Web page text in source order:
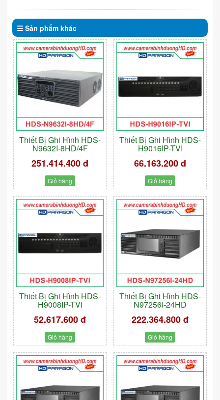
Sản phẩm khác
Thiết Bị Ghi Hình HDS-
N9632I-8HD/4F
251.414.400 đ
Giỏ hàng
Thiết Bị Ghi Hình HDS-
H9016IP-TVI
66.163.200 đ
Giỏ hàng
Thiết Bị Ghi Hình HDS-
H9008IP-TVI
52.617.600 đ
Giỏ hàng
Thiết Bị Ghi Hình HDS-
N97256I-24HD
222.364.800 đ
Giỏ hàng